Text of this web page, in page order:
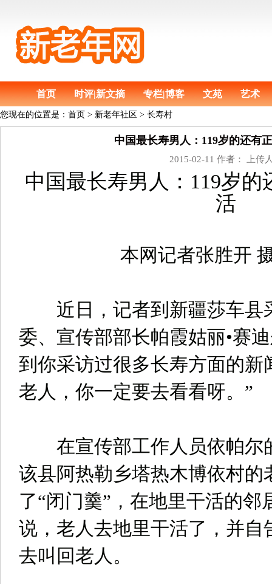
首页 时评|新文摘 专栏|博客 文苑 艺术
您现在的位置是： 首页 > 新老年社区 > 长寿村
中国最长寿男人：119岁的还有
2015-02-11 作者： 上传
中国最长寿男人：119岁的
活
本网记者张胜开
近日，记者到新疆莎车县
委、宣传部部长帕霞姑丽•赛
到你采访过很多长寿方面的新
老人，你一定要去看看呀。”
在宣传部工作人员依帕尔
该县阿热勒乡塔热木博依村的
了“闭门羹”，在地里干活的邻
说，老人去地里干活了，并自
去叫回老人。